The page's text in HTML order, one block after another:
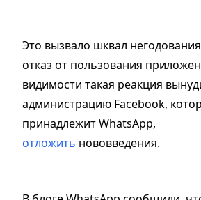
Это вызвало шквал
отказ от пользования
видимости такая реакция
администрацию Facebook,
принадлежит WhatsApp,
отложить нововведения.